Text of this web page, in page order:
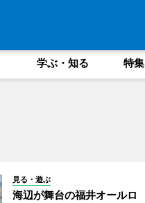
学ぶ・知る 特集
見る・遊ぶ
海辺が舞台の福井オールロ